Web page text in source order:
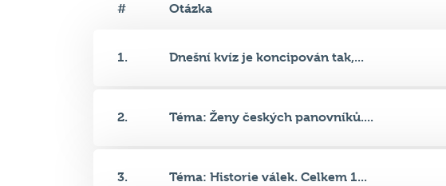
# Otázka
1. Dnešní kvíz je koncipován tak,...
2. Téma: Ženy českých panovníků....
3. Téma: Historie válek. Celkem 1...